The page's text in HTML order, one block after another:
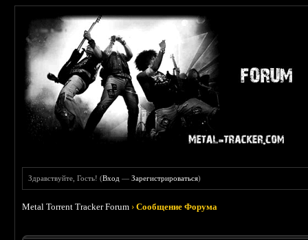
Здравствуйте, Гость! (Вход —Зарегистрироваться)
Metal Torrent Tracker Forum ›Сообщение Форума